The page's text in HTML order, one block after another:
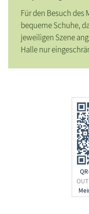
Für den Besuch des
bequeme Schuhe,
jeweiligen Szene
Halle nur